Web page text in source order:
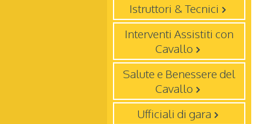
Istruttori & Tecnici
Interventi Assistiti con
Cavallo
Salute e Benessere del
Cavallo
Ufficiali di gara